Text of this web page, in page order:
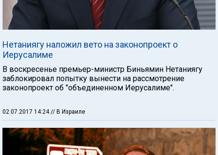
Нетаниягу наложил вето на законопроект о
Иерусалиме
В воскресенье премьер-министр Биньямин Нетаниягу
заблокировал попытку вынести на рассмотрение
законопроект об "объединенном Иерусалиме".
02.07.2017 14:24 // В Израиле